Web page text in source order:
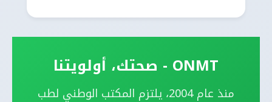
ONMT - صحتك، أولويتنا
منذ عام 2004، يلتزم المكتب الوطني لطب